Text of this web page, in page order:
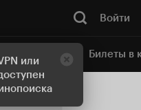
или
Войти
кинотеатр Билеты в